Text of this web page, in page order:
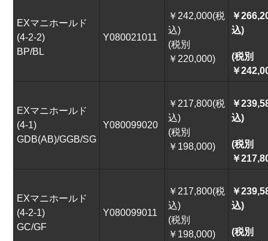
SH SG – D.E.F
SG – A.B.C SF
HOME
EVENT TECH
SHOPPING ABOUT US
CONTACT FAQ
EXマニホールド
(4-2-2)
BP/BL
Y080021011
￥242,000(税
込)
(税別
￥220,000)
￥
込)
(税別
￥
EXマニホールド
(4-1)
GDB(AB)/GGB/SG
Y080099020
￥217,800(税
込)
(税別
￥198,000)
￥
込)
(税別
￥
EXマニホールド
(4-2-1)
GC/GF
Y080099011
￥217,800(税
込)
(税別
￥198,000)
￥
込)
(税別